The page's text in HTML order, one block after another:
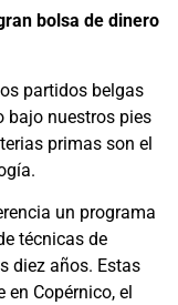
bolsa de dinero
partidos belgas
bajo nuestros pies
primas son el
un programa
técnicas de
diez años. Estas
Copérnico, el